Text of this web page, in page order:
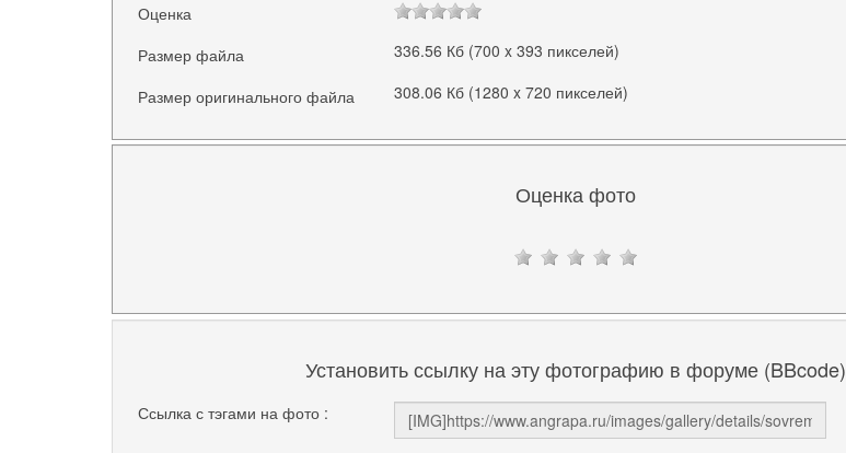
Оценка
Размер файла
336.56 Кб (700 x 393 пикселей)
Размер оригинального файла 308.06 Кб (1280 x 720 пикселей)
Оценка фото
Установить ссылку на эту фотографию в форуме (BBcode)
Ссылка с тэгами на фото :